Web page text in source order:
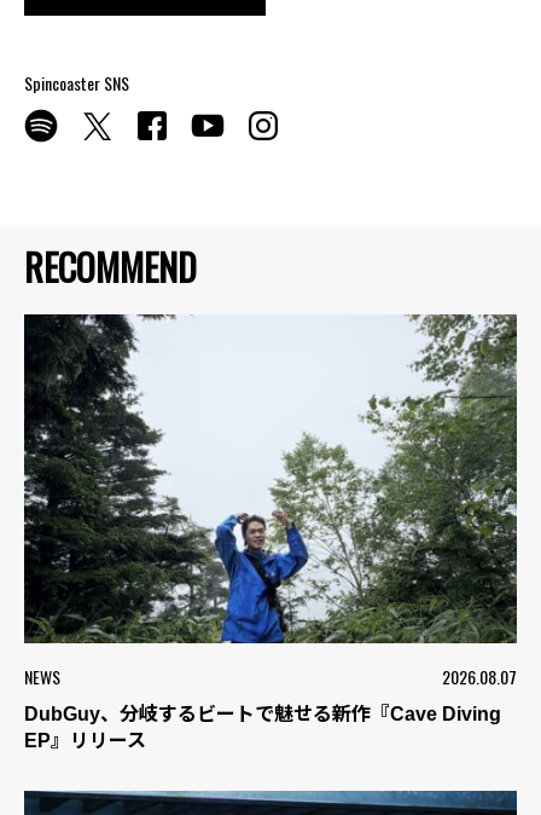
RECOMMEND
NEWS 2026.08.07
DubGuy、分岐するビートで魅せる新作『Cave Diving
EP』リリース
Spincoaster SNS